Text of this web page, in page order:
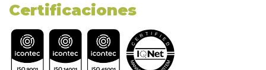
Certificaciones